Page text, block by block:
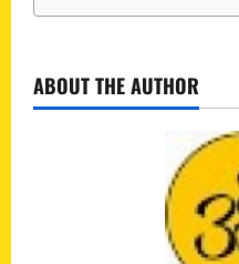
o
ABOUT THE AUTHOR